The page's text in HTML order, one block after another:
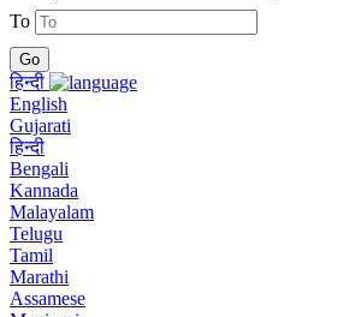
To
हिन्दी
English
Gujarati
हिन्दी
Bengali
Kannada
Malayalam
Telugu
Tamil
Marathi
Assamese